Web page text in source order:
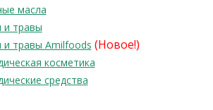
масла
и травы
и травы Amilfoods (Новое!)
косметика
средства